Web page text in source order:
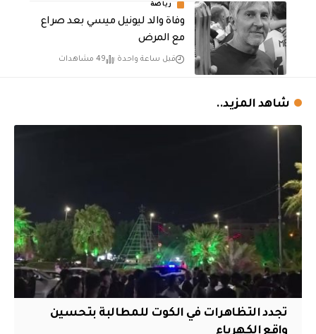
رياضة
وفاة والد ليونيل ميسي بعد صراع
مع المرض
قبل ساعة واحدة 49 مشاهدات
شاهد المزيد..
تجدد التظاهرات في الكوت للمطالبة بتحسين
واقع الكهرباء